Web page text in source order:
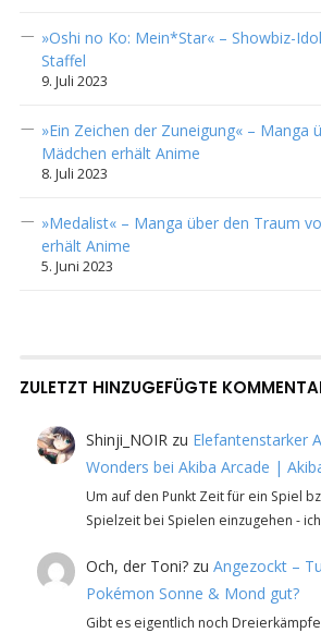
»Oshi no Ko: Mein*Star« – Showbiz-
Staffel
9. Juli 2023
»Ein Zeichen der Zuneigung« – Manga
Mädchen erhält Anime
8. Juli 2023
»Medalist« – Manga über den Traum
erhält Anime
5. Juni 2023
ZULETZT HINZUGEFÜGTE
Shinji_NOIR zu Elefantenstarker
Wonders bei Akiba Arcade |
Um auf den Punkt Zeit für ein Spiel
Spielzeit bei Spielen einzugehen -
Och, der Toni? zuAngezockt –
Pokémon Sonne & Mond gut?
Gibt es eigentlich noch